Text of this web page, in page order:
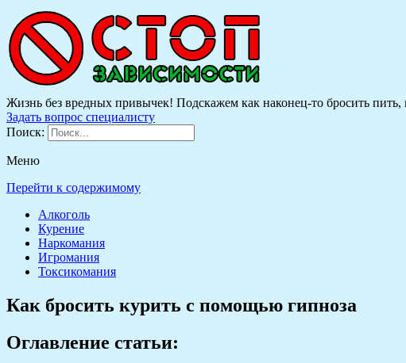
Жизнь без вредных привычек! Подскажем как наконец-то бросить пить,
Задать вопрос специалисту
Поиск:
Меню
Перейти к содержимому
Алкоголь
Курение
Наркомания
Игромания
Токсикомания
Как бросить курить с помощью гипноза
Оглавление статьи: